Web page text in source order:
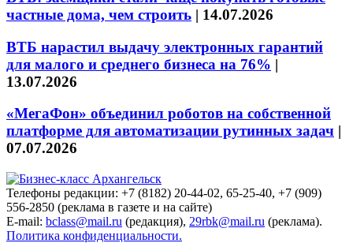
частные дома, чем строить | 14.07.2026
ВТБ нарастил выдачу электронных гарантий
для малого и среднего бизнеса на 76% |
13.07.2026
«МегаФон» объединил роботов на собственной
платформе для автоматизации рутинных задач |
07.07.2026
Телефоны редакции: +7 (8182) 20-44-02, 65-25-40, +7 (909)
556-2850 (реклама в газете и на сайте)
E-mail: bclass@mail.ru (редакция), 29rbk@mail.ru (реклама).
Политика конфиденциальности.